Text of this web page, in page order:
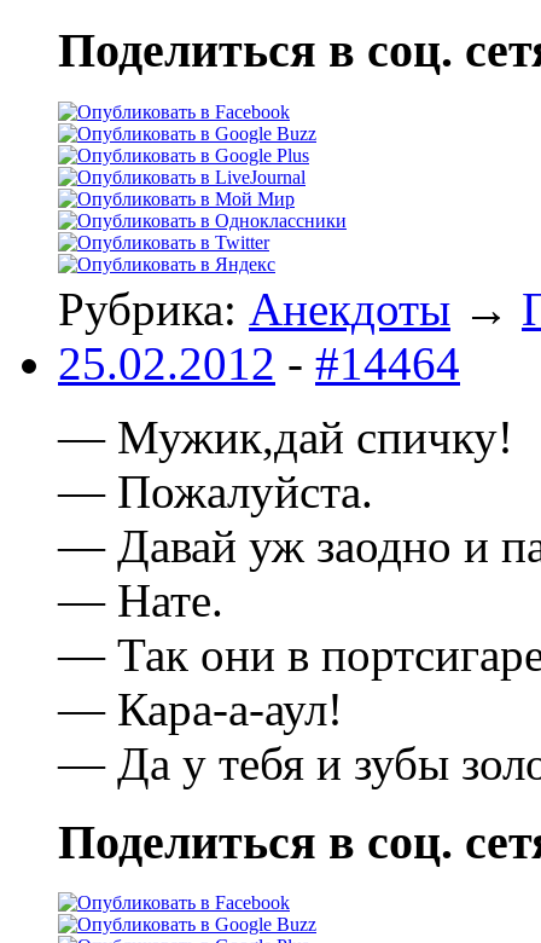
Поделиться в соц.
Рубрика: Анекдоты →
25.02.2012 - #14464
— Мужик,дай спичку!
— Пожалуйста.
— Давай уж заодно и
— Hате.
— Так они в
— Каpа-а-аул!
— Да у тебя и зубы
Поделиться в соц.